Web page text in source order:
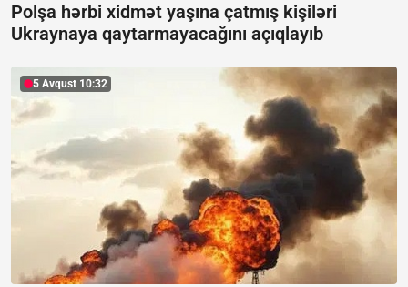
Polşa hərbi xidmət yaşına çatmış kişiləri
Ukraynaya qaytarmayacağını açıqlayıb
5 Avqust 10:32